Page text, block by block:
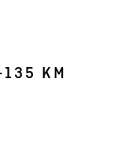
KM